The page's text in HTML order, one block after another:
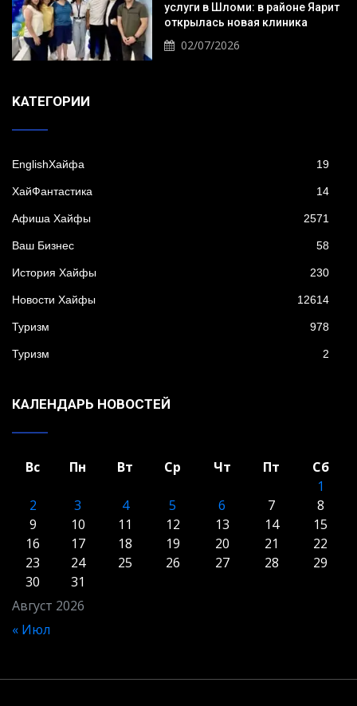
услуги в Шломи: в районе Яарит
открылась новая клиника
02/07/2026
KАТЕГОРИИ
EnglishХайфа 19
XайФантастика 14
Афиша Хайфы 2571
Ваш Бизнес 58
История Хайфы 230
Новости Хайфы 12614
Туризм 978
Туризм 2
КАЛЕНДАРЬ НОВОСТЕЙ
Август 2026
Вс Пн Вт Ср Чт Пт
Сб
1
2
3 4 5 6 7
8
9
10 11 12 13 14
15
16
17 18 19 20 21
22
23
24 25 26 27 28
29
30
31
« Июл